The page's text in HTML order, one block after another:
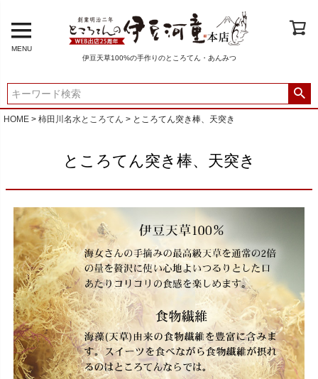
MENU
伊豆天草100%の手作りのところてん・あんみつ
HOME 柿田川名水ところてん ところてん突き棒、天突き
ところてん突き棒、天突き